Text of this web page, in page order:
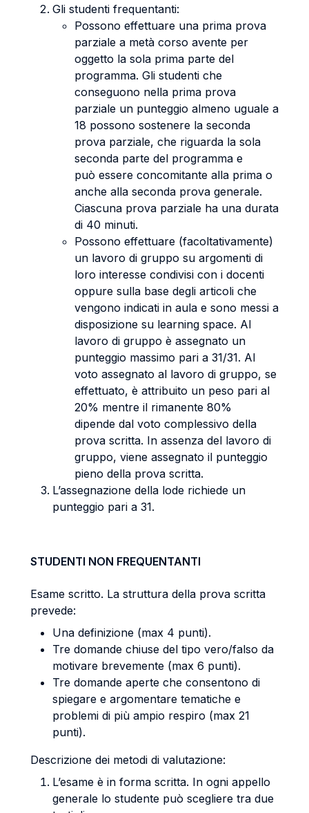
Gli studenti frequentanti:
Possono effettuare una prima prova
parziale a metà corso avente per
oggetto la sola prima parte del
programma. Gli studenti che
conseguono nella prima prova
parziale un punteggio almeno uguale a
18 possono sostenere la seconda
prova parziale, che riguarda la sola
seconda parte del programma e
può essere concomitante alla prima o
anche alla seconda prova generale.
Ciascuna prova parziale ha una durata
di 40 minuti.
Possono effettuare (facoltativamente)
un lavoro di gruppo su argomenti di
loro interesse condivisi con i docenti
oppure sulla base degli articoli che
vengono indicati in aula e sono messi a
disposizione su learning space. Al
lavoro di gruppo è assegnato un
punteggio massimo pari a 31/31. Al
voto assegnato al lavoro di gruppo, se
effettuato, è attribuito un peso pari al
20% mentre il rimanente 80%
dipende dal voto complessivo della
prova scritta. In assenza del lavoro di
gruppo, viene assegnato il punteggio
pieno della prova scritta.
L’assegnazione della lode richiede un
punteggio pari a 31.
STUDENTI NON FREQUENTANTI
Esame scritto. La struttura della prova scritta
prevede:
Una definizione (max 4 punti).
Tre domande chiuse del tipo vero/falso da
motivare brevemente (max 6 punti).
Tre domande aperte che consentono di
spiegare e argomentare tematiche e
problemi di più ampio respiro (max 21
punti).
Descrizione dei metodi di valutazione:
L’esame è in forma scritta. In ogni appello
generale lo studente può scegliere tra due